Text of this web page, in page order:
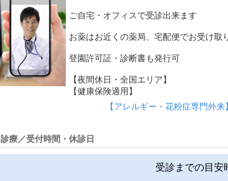
ご自宅・オフィスで受診出来ます
お薬はお近くの薬局、宅配便でお受け取
登園許可証・診断書も発行可
【夜間休日・全国エリア】
【健康保険適用】
【アレルギー・花粉症専門外来
診療／受付時間・休診日
受診までの目安